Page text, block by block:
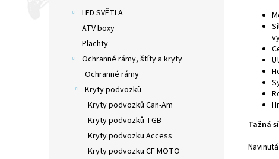
LED SVĚTLA
ATV boxy
Plachty
Ochranné rámy, štíty a kryty
Ochranné rámy
Kryty podvozků
Kryty podvozků Can-Am
Kryty podvozků TGB
Kryty podvozku Access
Kryty podvozku CF MOTO
Tažná